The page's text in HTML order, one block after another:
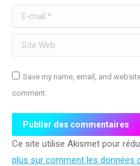
E-mail *
Site Web
Save my name, email, and
comment.
Publier des commentaires
Ce site utilise Akismet pour
plus sur comment les données